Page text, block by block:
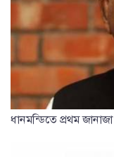
ধানমন্ডিতে প্রথম